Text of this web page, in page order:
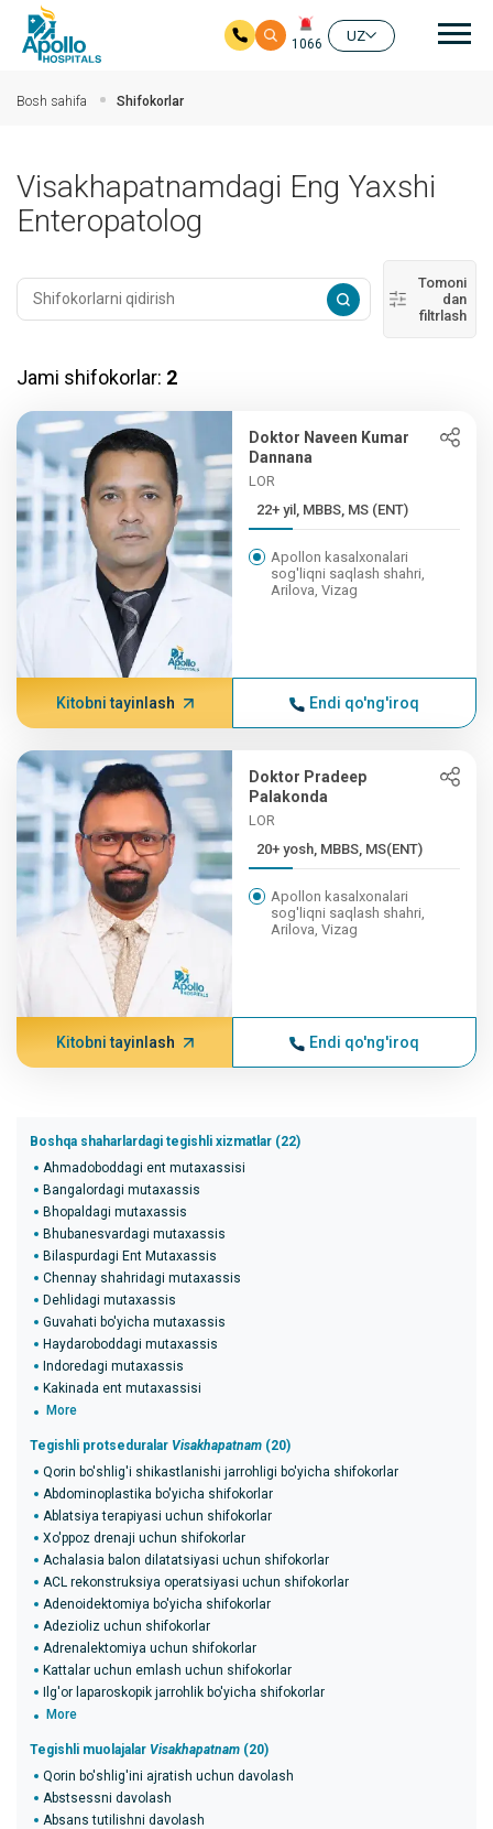
1066
UZ
Bosh sahifa Shifokorlar
Visakhapatnamdagi Eng Yaxshi
Enteropatolog
Tomoni
dan
filtrlash
Jami shifokorlar: 2
Doktor Naveen Kumar
Dannana
LOR
22+ yil, MBBS, MS (ENT)
Apollon kasalxonalari
sog'liqni saqlash shahri,
Arilova, Vizag
Kitobni tayinlash Endi qo'ng'iroq
Doktor Pradeep
Palakonda
LOR
20+ yosh, MBBS, MS(ENT)
Apollon kasalxonalari
sog'liqni saqlash shahri,
Arilova, Vizag
Kitobni tayinlash Endi qo'ng'iroq
Boshqa shaharlardagi tegishli xizmatlar (22)
Ahmadoboddagi ent mutaxassisi
Bangalordagi mutaxassis
Bhopaldagi mutaxassis
Bhubanesvardagi mutaxassis
Bilaspurdagi Ent Mutaxassis
Chennay shahridagi mutaxassis
Dehlidagi mutaxassis
Guvahati bo'yicha mutaxassis
Haydaroboddagi mutaxassis
Indoredagi mutaxassis
Kakinada ent mutaxassisi
More
Tegishli protseduralar Visakhapatnam (20)
Qorin bo'shlig'i shikastlanishi jarrohligi bo'yicha shifokorlar
Abdominoplastika bo'yicha shifokorlar
Ablatsiya terapiyasi uchun shifokorlar
Xo'ppoz drenaji uchun shifokorlar
Achalasia balon dilatatsiyasi uchun shifokorlar
ACL rekonstruksiya operatsiyasi uchun shifokorlar
Adenoidektomiya bo'yicha shifokorlar
Adezioliz uchun shifokorlar
Adrenalektomiya uchun shifokorlar
Kattalar uchun emlash uchun shifokorlar
Ilg'or laparoskopik jarrohlik bo'yicha shifokorlar
More
Tegishli muolajalar Visakhapatnam (20)
Qorin bo'shlig'ini ajratish uchun davolash
Abstsessni davolash
Absans tutilishni davolash